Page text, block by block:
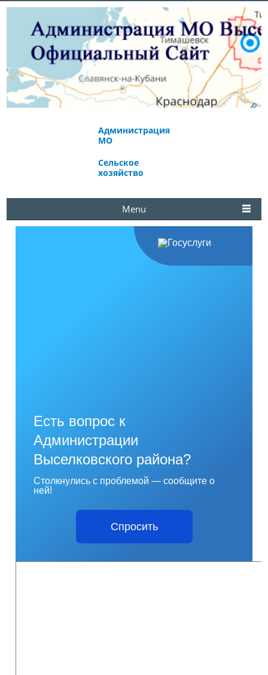
Администрация
МО
Сельское
хозяйство
Menu
Есть вопрос к
Администрации
Выселковского района?
Столкнулись с проблемой — сообщите о
ней!
Спросить